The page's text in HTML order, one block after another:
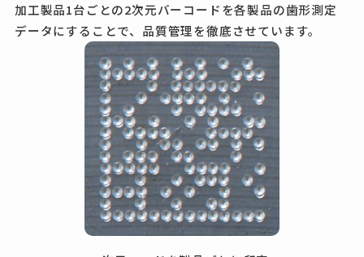
加工製品1台ごとの2次元バーコードを各製品の歯形測定
データにすることで、品質管理を徹底させています。